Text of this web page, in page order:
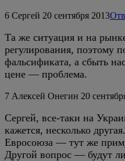
6 Сергей 20 сентября 2013
Та же ситуация и на
регулирования, поэтому
фальсификата, а сбыть
цене — проблема.
7 Алексей Онегин 20
Сергей, все-таки на
кажется, несколько
Евросоюза — тут же
Другой вопрос — будут